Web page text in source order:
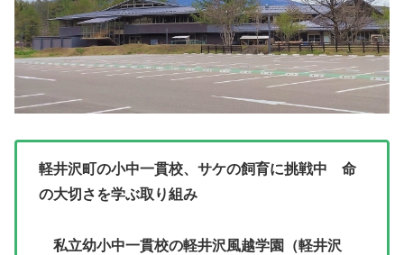
軽井沢町の小中一貫校、サケの飼育に挑戦中 命
の大切さを学ぶ取り組み
私立幼小中一貫校の軽井沢風越学園（軽井沢